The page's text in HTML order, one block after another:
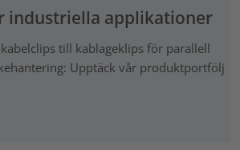
industriella applikationer
till kablageklips för parallell
Upptäck vår produktportfölj